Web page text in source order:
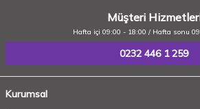
Müşteri
Hafta içi 09:00 - 18:00 / Hafta sonu
0232 446 1 259
Kurumsal